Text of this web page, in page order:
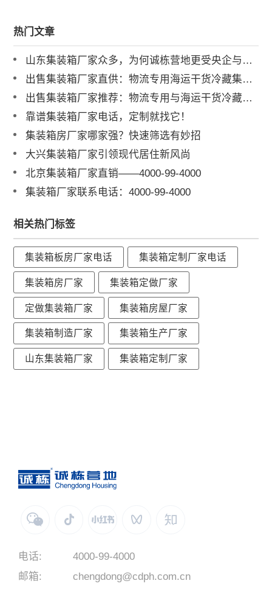
热门文章
山东集装箱厂家众多，为何诚栋营地更受央企与世界500强信赖？
出售集装箱厂家直供：物流专用海运干货冷藏集装箱，品质保障全球供应
出售集装箱厂家推荐：物流专用与海运干货冷藏集装箱一站式采购
靠谱集装箱厂家电话，定制就找它！
集装箱房厂家哪家强？快速筛选有妙招
大兴集装箱厂家引领现代居住新风尚
北京集装箱厂家直销——4000-99-4000
集装箱厂家联系电话：4000-99-4000
相关热门标签
集装箱板房厂家电话 集装箱定制厂家电话
集装箱房厂家 集装箱定做厂家
定做集装箱厂家 集装箱房屋厂家
集装箱制造厂家 集装箱生产厂家
山东集装箱厂家 集装箱定制厂家
电话:
4000-99-4000
邮箱:
chengdong@cdph.com.cn